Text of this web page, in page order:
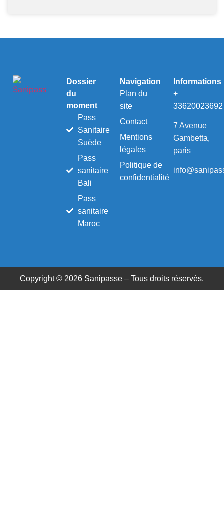
Dossier
du
moment
Pass
Sanitaire
Suède
Pass
sanitaire
Bali
Pass
sanitaire
Maroc
Navigation
Plan du
site
Contact
Mentions
légales
Politique de
confidentialité
Informations
+
33620023692
7 Avenue
Gambetta,
paris
Copyright © 2026 Sanipasse – Tous droits réservés.